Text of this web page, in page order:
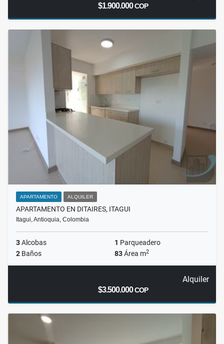
$1.900.000COP
APARTAMENTO ALQUILER
APARTAMENTO EN DITAIRES, ITAGUI
Itagui, Antioquia, Colombia
3Alcobas 1 Parqueadero
2 Baños 83Área m2
Alquiler
$3.500.000COP